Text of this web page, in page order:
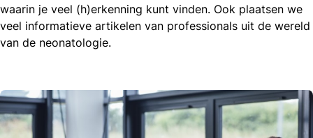
waarin je veel (h)erkenning kunt vinden. Ook plaatsen we
veel informatieve artikelen van professionals uit de wereld
van de neonatologie.